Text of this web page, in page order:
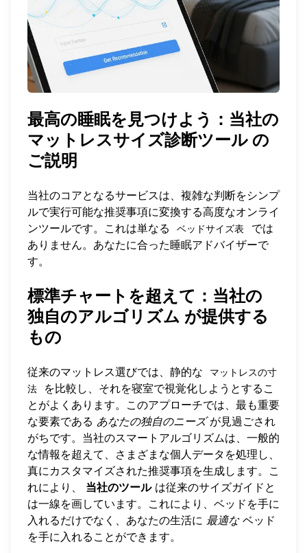
最高の睡眠を見つけよう：当社の
マットレスサイズ診断ツール の
ご説明
当社のコアとなるサービスは、複雑な判断をシンプ
ルで実行可能な推奨事項に変換する高度なオンライ
ンツールです。これは単なる
ベッドサイズ表
では
ありません。あなたに合った睡眠アドバイザーで
す。
標準チャートを超えて：当社の
独自のアルゴリズム が提供する
もの
従来のマットレス選びでは、静的な
マットレスの寸
法
を比較し、それを寝室で視覚化しようとするこ
とがよくあります。このアプローチでは、最も重要
な要素である あなたの独自のニーズが見過ごされ
がちです。当社のスマートアルゴリズムは、一般的
な情報を超えて、さまざまな個人データを処理し、
真にカスタマイズされた推奨事項を生成します。こ
れにより、 当社のツールは従来のサイズガイドと
は一線を画しています。これにより、ベッドを手に
入れるだけでなく、あなたの生活に 最適なベッド
を手に入れることができます。